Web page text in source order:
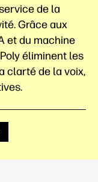
de la
Grâce aux
et du machine
éliminent les
clarté de la voix,